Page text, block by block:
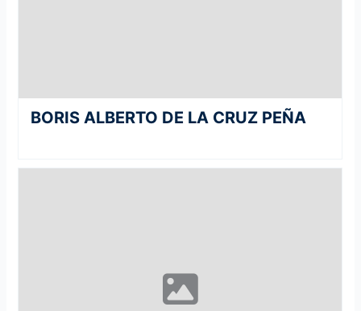
BORIS ALBERTO DE LA CRUZ PEÑA